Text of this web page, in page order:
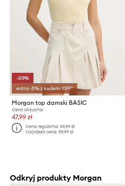
-20%
extra -5% z kodem: OFF*
Morgan top damski BASIC
Cena aktualna:
47,99 zł
Cena regularna:59,99 zł
Najniższa cena:59,99 zł
Odkryj produkty Morgan